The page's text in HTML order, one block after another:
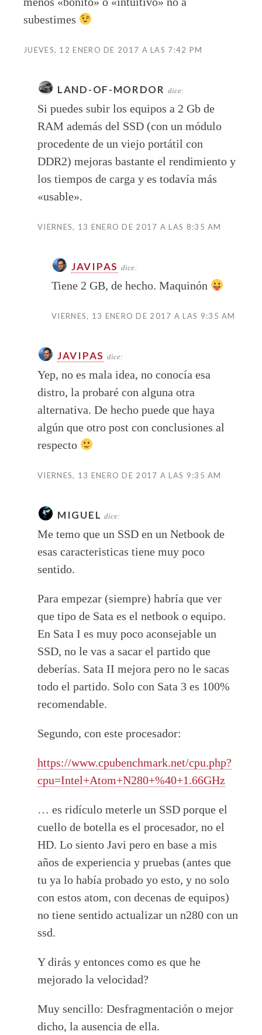
subestimes
JUEVES, 12 ENERO DE 2017 A LAS 7:42 PM
LAND-OF-MORDOR dice:
Si puedes subir los equipos a 2 Gb de
RAM además del SSD (con un módulo
procedente de un viejo portátil con
DDR2) mejoras bastante el rendimiento y
los tiempos de carga y es todavía más
«usable».
VIERNES, 13 ENERO DE 2017 A LAS 8:35 AM
JAVIPAS dice:
Tiene 2 GB, de hecho. Maquinón
VIERNES, 13 ENERO DE 2017 A LAS 9:35 AM
JAVIPAS dice:
Yep, no es mala idea, no conocía esa
distro, la probaré con alguna otra
alternativa. De hecho puede que haya
algún que otro post con conclusiones al
respecto
VIERNES, 13 ENERO DE 2017 A LAS 9:35 AM
MIGUEL dice:
Me temo que un SSD en un Netbook de
esas caracteristicas tiene muy poco
sentido.
Para empezar (siempre) habría que ver
que tipo de Sata es el netbook o equipo.
En Sata I es muy poco aconsejable un
SSD, no le vas a sacar el partido que
deberías. Sata II mejora pero no le sacas
todo el partido. Solo con Sata 3 es 100%
recomendable.
Segundo, con este procesador:
https://www.cpubenchmark.net/cpu.php?
cpu=Intel+Atom+N280+%40+1.66GHz
… es ridículo meterle un SSD porque el
cuello de botella es el procesador, no el
HD. Lo siento Javi pero en base a mis
años de experiencia y pruebas (antes que
tu ya lo había probado yo esto, y no solo
con estos atom, con decenas de equipos)
no tiene sentido actualizar un n280 con un
ssd.
Y dirás y entonces como es que he
mejorado la velocidad?
Muy sencillo: Desfragmentación o mejor
dicho, la ausencia de ella.